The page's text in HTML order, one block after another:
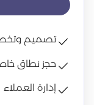
تصميم
حجز نطاق
إدارة العملاء